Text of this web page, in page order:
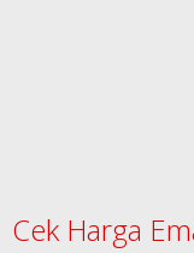
Cek Harga